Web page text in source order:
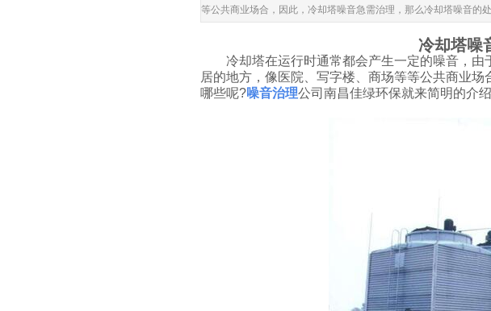
等公共商业场合，因此，冷却塔噪音急需治理，那么冷却塔噪音的
冷却塔噪
冷却塔在运行时通常都会产生一定的噪音，由
居的地方，像医院、写字楼、商场等等公共商业
哪些呢?噪音治理公司南昌佳绿环保就来简明的介绍